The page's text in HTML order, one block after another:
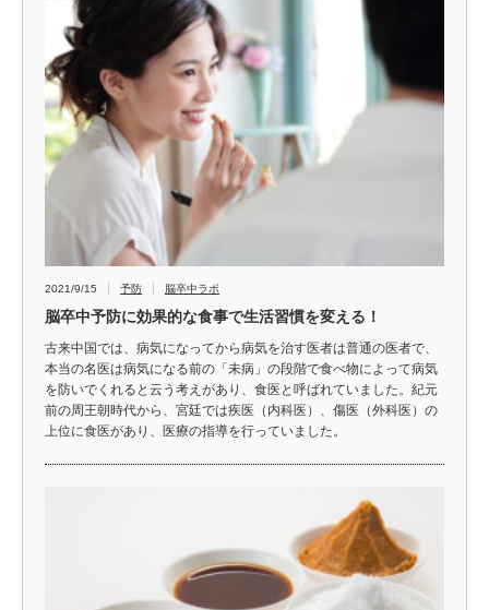
2021/9/15 予防 脳卒中ラボ
脳卒中予防に効果的な食事で生活習慣を変える！
古来中国では、病気になってから病気を治す医者は普通の医者で、
本当の名医は病気になる前の「未病」の段階で食べ物によって病気
を防いでくれると云う考えがあり、食医と呼ばれていました。紀元
前の周王朝時代から、宮廷では疾医（内科医）、傷医（外科医）の
上位に食医があり、医療の指導を行っていました。